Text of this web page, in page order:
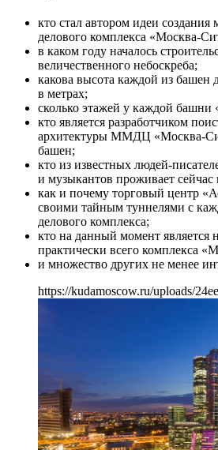
кто стал автором идеи создания
делового комплекса «Москва-
в каком году началось
величественного небоскреба;
какова высота каждой из башен
в метрах;
сколько этажей у каждой
кто является разработчиком
архитектуры ММДЦ «Москва-
башен;
кто из известных людей-
и музыкантов проживает
как и почему торговый центр
своими тайным туннелями с
делового комплекса;
кто на данный момент является
практически всего комплекса
и множество других не менее
https://kudamoscow.ru/uploads/